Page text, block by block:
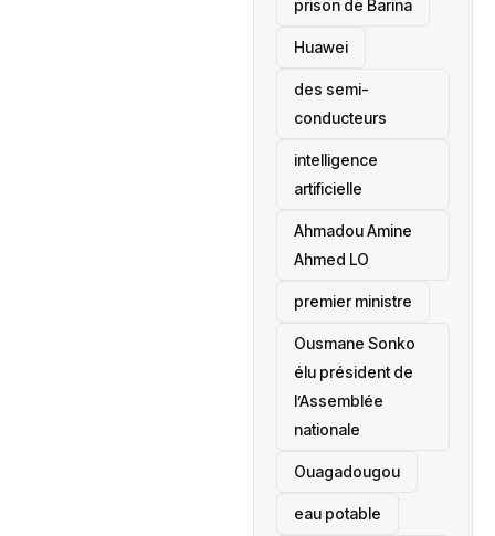
prison de Barina
Huawei
des semi-
conducteurs
intelligence
artificielle
Ahmadou Amine
Ahmed LO
premier ministre
Ousmane Sonko
élu président de
l’Assemblée
nationale
‎Ouagadougou
eau potable